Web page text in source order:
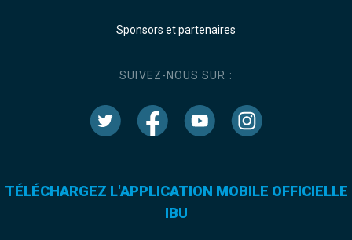
Sponsors et partenaires
SUIVEZ-NOUS SUR :
TÉLÉCHARGEZ L'APPLICATION MOBILE OFFICIELLE
IBU